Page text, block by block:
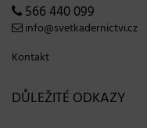
566 440 099
info@svetkadernictvi.cz
Kontakt
DŮLEŽITÉ ODKAZY